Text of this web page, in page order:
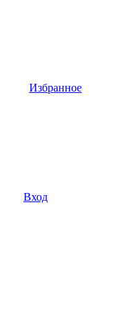
Избранное
Вход